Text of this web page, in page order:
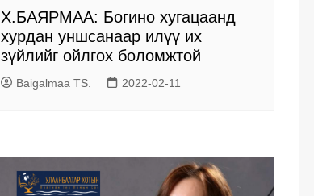
Х.БАЯРМАА: Богино хугацаанд
хурдан уншсанаар илүү их
зүйлийг ойлгох боломжтой
Baigalmaa TS. 2022-02-11